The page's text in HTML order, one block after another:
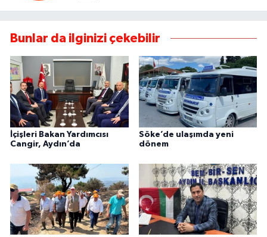
Bunlar da ilginizi çekebilir
İçişleri Bakan Yardımcısı
Cangir, Aydın’da
Söke’de ulaşımda yeni
dönem